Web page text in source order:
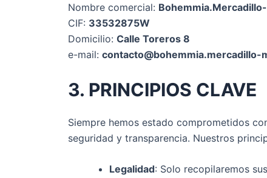
Nombre comercial:
CIF: 33532875W
Domicilio: Calle Toreros 8
e-mail: contacto@bohemmia.mercadillo-
3. PRINCIPIOS CLAVE
Siempre hemos estado comprometidos
seguridad y transparencia. Nuestros
Legalidad: Solo recopilaremos